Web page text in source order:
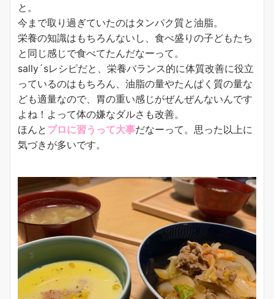
と。
今まで取り過ぎていたのはタンパク質と油脂。
栄養の知識はもちろんないし、食べ盛りの子どもたち
と同じ感じで食べてたんだなーって。
sally´sレシピだと、栄養バランス的に体質改善に役立
っているのはもちろん、油脂の量やたんぱく質の量な
ども適量なので、胃の重い感じがぜんぜんないんです
よね！よって体の嫌なダルさも改善。
ほんと プロに習うって大事だなーって。思った以上に
気づきが多いです。